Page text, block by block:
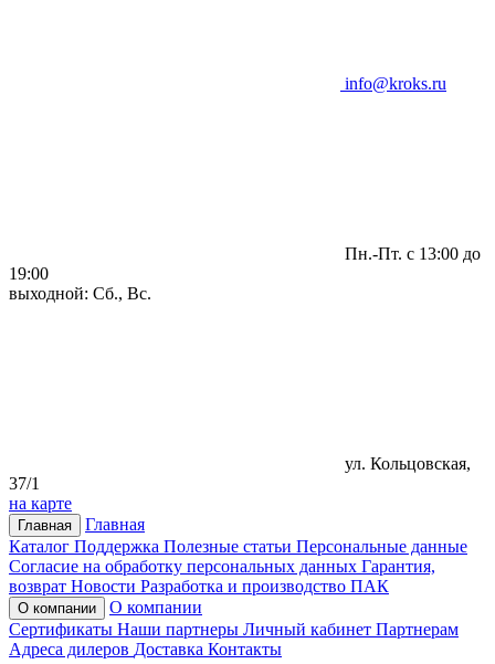
info@kroks.ru
Пн.-Пт. с 13:00 до
19:00
выходной: Сб., Вс.
ул. Кольцовская,
37/1
на карте
Главная
Главная
Каталог Поддержка Полезные статьи Персональные данные
Согласие на обработку персональных данных Гарантия,
возврат Новости Разработка и производство ПАК
О компании
О компании
Сертификаты Наши партнеры Личный кабинет Партнерам
Адреса дилеров Доставка Контакты